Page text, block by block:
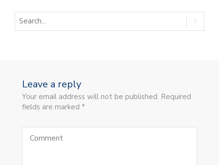
Leave a reply
Your email address will not be published. Required
fields are marked *